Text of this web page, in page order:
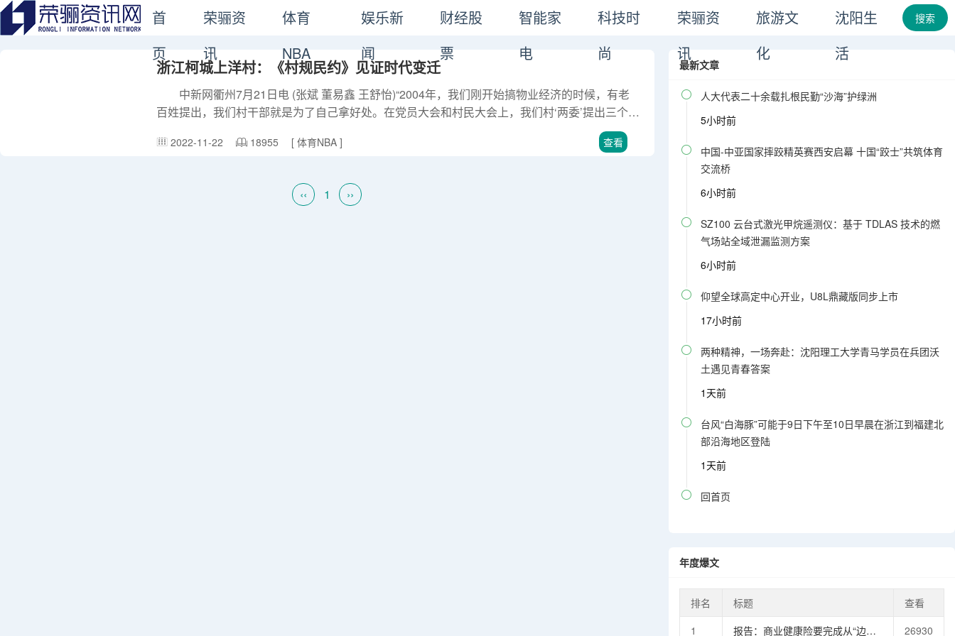
首
页
荣骊资
讯
体育
NBA
娱乐新
闻
财经股
票
智能家
电
科技时
尚
荣骊资
讯
旅游文
化
沈阳生
活
搜索
浙江柯城上洋村：《村规民约》见证时代变迁
中新网衢州7月21日电 (张斌 董易鑫 王舒怡)“2004年，我们刚开始搞物业经济的时候，有老
百姓提出，我们村干部就是为了自己拿好处。在党员大会和村民大会上，我们村‘两委’提出三个承
诺：第一，所有的工程，村‘两委’干部都不能插手。第二，所有工程，村干部和亲戚都不能承包。
第三，所有工程要公开招投标。” 近日，浙江省衢州市柯城区花园街道上洋村党支部书记黄
民主决策要求进行，村集体公建项目按照街道文件实行公开招投标。” 上洋村《村规民约》。张
斌摄 上洋村是衢州的一个城郊村。人与人、人与地的
2022-11-22 18955 [ 体育NBA ] 查看
‹‹ 1 ››
最新文章

人大代表二十余载扎根民勤“沙海”护绿洲
5小时前

中国-中亚国家摔跤精英赛西安启幕 十国“跤士”共筑体育
交流桥
6小时前

SZ100 云台式激光甲烷遥测仪：基于 TDLAS 技术的燃
气场站全域泄漏监测方案
6小时前

仰望全球高定中心开业，U8L鼎藏版同步上市
17小时前

两种精神，一场奔赴：沈阳理工大学青马学员在兵团沃
土遇见青春答案
1天前

台风“白海豚”可能于9日下午至10日早晨在浙江到福建北
部沿海地区登陆
1天前
 回首页
年度爆文
排名 标题
查看
1
报告：商业健康险要完成从“边缘 26930